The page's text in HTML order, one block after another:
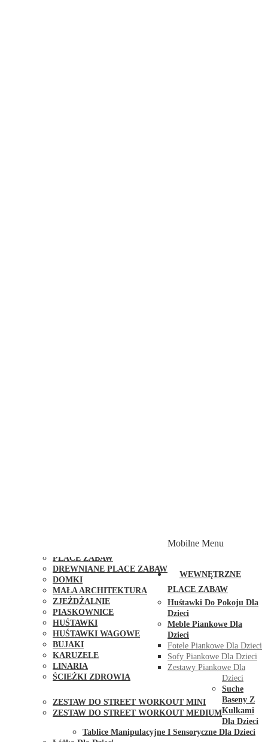
PLACE ZABAW
DREWNIANE PLACE ZABAW
DOMKI
MAŁA ARCHITEKTURA
ZJEŻDŻALNIE
PIASKOWNICE
HUŚTAWKI
HUŚTAWKI WAGOWE
BUJAKI
KARUZELE
LINARIA
ŚCIEŻKI ZDROWIA
ZESTAW DO STREET WORKOUT MINI
ZESTAW DO STREET WORKOUT MEDIUM
Mobilne Menu
WEWNĘTRZNE
PLACE ZABAW
Huśtawki Do Pokoju Dla
Dzieci
Meble Piankowe Dla
Dzieci
Fotele Piankowe Dla Dzieci
Sofy Piankowe Dla Dzieci
Zestawy Piankowe Dla
Dzieci
Suche
Baseny Z
Kulkami
Dla Dzieci
Tablice Manipulacyjne I Sensoryczne Dla Dzieci